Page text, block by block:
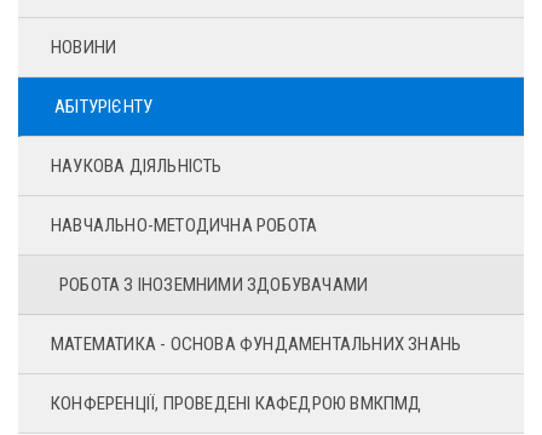
НОВИНИ
АБІТУРІЄНТУ
НАУКОВА ДІЯЛЬНІСТЬ
НАВЧАЛЬНО-МЕТОДИЧНА РОБОТА
РОБОТА З ІНОЗЕМНИМИ ЗДОБУВАЧАМИ
МАТЕМАТИКА - ОСНОВА ФУНДАМЕНТАЛЬНИХ ЗНАНЬ
КОНФЕРЕНЦІЇ, ПРОВЕДЕНІ КАФЕДРОЮ ВМКПМД